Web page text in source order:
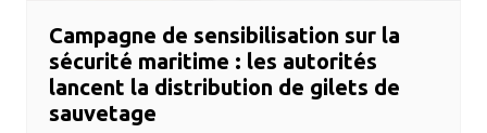
Campagne de sensibilisation sur la
sécurité maritime : les autorités
lancent la distribution de gilets de
sauvetage